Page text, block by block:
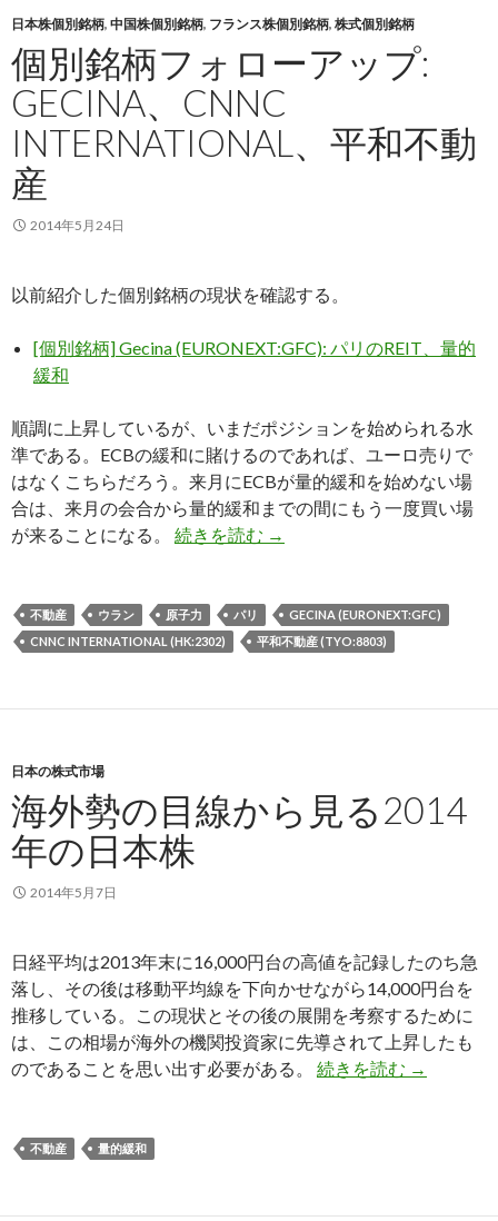
日本株個別銘柄, 中国株個別銘柄, フランス株個別銘柄, 株式個別銘柄
個別銘柄フォローアップ:
GECINA、CNNC
INTERNATIONAL、平和不動
産
2014年5月24日
以前紹介した個別銘柄の現状を確認する。
[個別銘柄] Gecina (EURONEXT:GFC): パリのREIT、量的
緩和
順調に上昇しているが、いまだポジションを始められる水
準である。ECBの緩和に賭けるのであれば、ユーロ売りで
はなくこちらだろう。来月にECBが量的緩和を始めない場
合は、来月の会合から量的緩和までの間にもう一度買い場
が来ることになる。 続きを読む 個別銘柄フォローアップ:
→
不動産 ウラン 原子力 パリ
GECINA (EURONEXT:GFC)
CNNC INTERNATIONAL (HK:2302)
平和不動産 (TYO:8803)
日本の株式市場
海外勢の目線から見る2014
年の日本株
2014年5月7日
日経平均は2013年末に16,000円台の高値を記録したのち急
落し、その後は移動平均線を下向かせながら14,000円台を
推移している。この現状とその後の展開を考察するために
は、この相場が海外の機関投資家に先導されて上昇したも
のであることを思い出す必要がある。 続きを読む 海外勢の
→
不動産 量的緩和